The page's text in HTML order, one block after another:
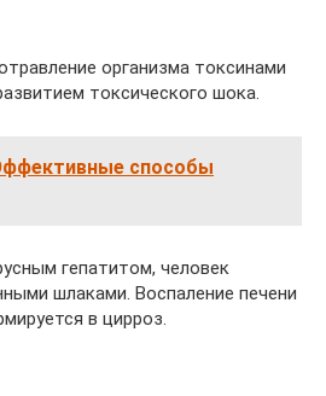
организма токсинами
токсического шока.
способы
гепатитом, человек
шлаками. Воспаление печени
в цирроз.